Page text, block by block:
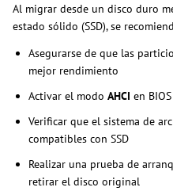
Al migrar desde un disco duro
estado sólido (SSD), se
Asegurarse de que las
mejor rendimiento
Activar el modo AHCI en
Verificar que el sistema de
compatibles con SSD
Realizar una prueba de
retirar el disco original